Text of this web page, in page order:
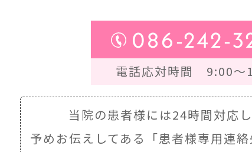
086-242-
電話応対時間 9:00～
当院の患者様には24時間対応し
予めお伝えしてある
「患者様専用連